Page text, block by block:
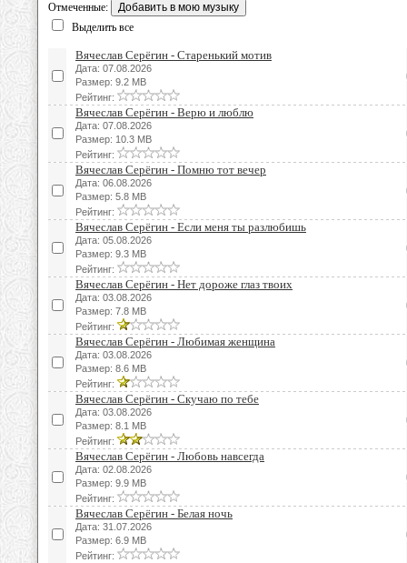
Отмеченные:
Выделить все
Вячеслав Серёгин - Старенький мотив
Дата: 07.08.2026
Размер: 9.2 MB
Рейтинг:
Вячеслав Серёгин - Верю и люблю
Дата: 07.08.2026
Размер: 10.3 MB
Рейтинг:
Вячеслав Серёгин - Помню тот вечер
Дата: 06.08.2026
Размер: 5.8 MB
Рейтинг:
Вячеслав Серёгин - Если меня ты разлюбишь
Дата: 05.08.2026
Размер: 9.3 MB
Рейтинг:
Вячеслав Серёгин - Нет дороже глаз твоих
Дата: 03.08.2026
Размер: 7.8 MB
Рейтинг:
Вячеслав Серёгин - Любимая женщина
Дата: 03.08.2026
Размер: 8.6 MB
Рейтинг:
Вячеслав Серёгин - Скучаю по тебе
Дата: 03.08.2026
Размер: 8.1 MB
Рейтинг:
Вячеслав Серёгин - Любовь навсегда
Дата: 02.08.2026
Размер: 9.9 MB
Рейтинг:
Вячеслав Серёгин - Белая ночь
Дата: 31.07.2026
Размер: 6.9 MB
Рейтинг: